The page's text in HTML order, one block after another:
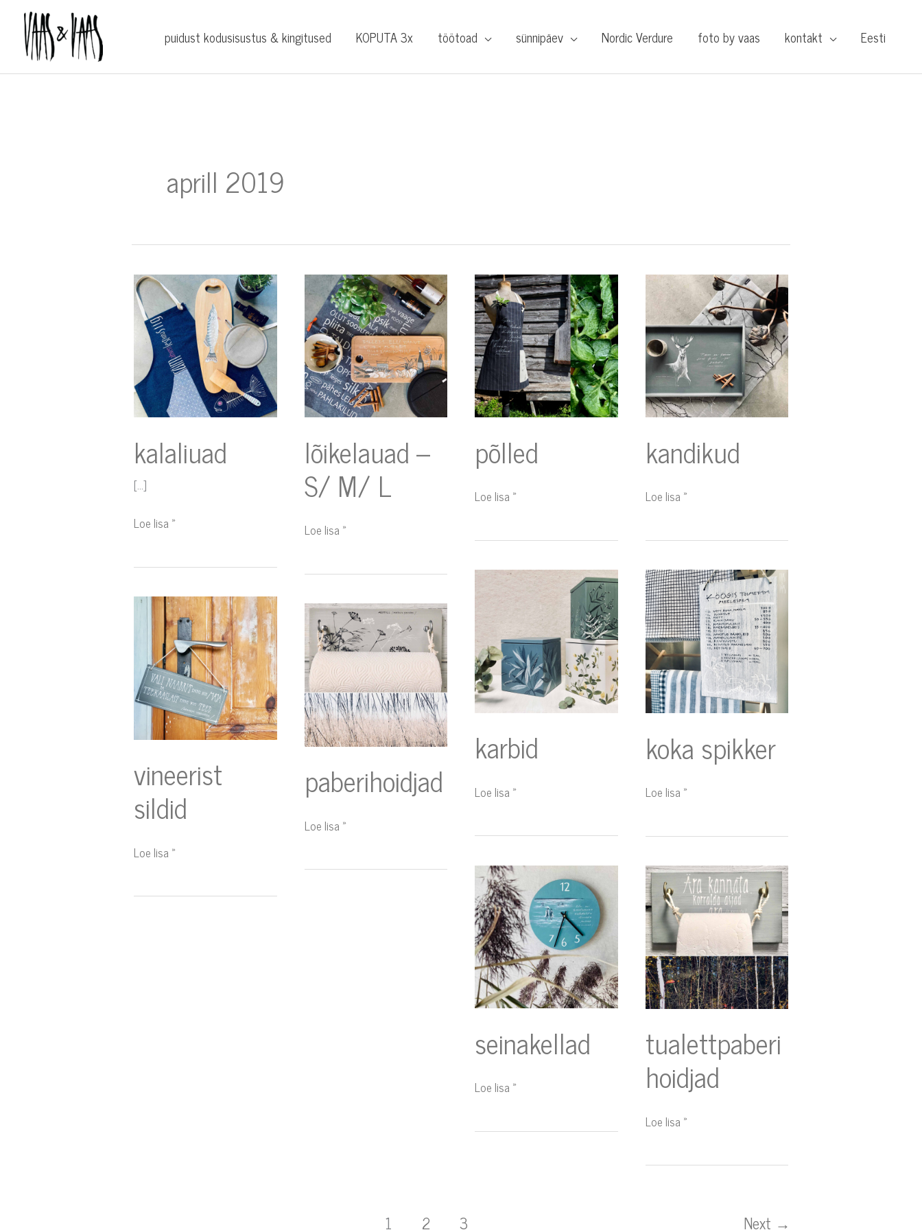
content
puidust kodusisustus & kingitused KOPUTA 3x töötoad sünnipäev Nordic Verdure foto by vaas kontakt Eesti
aprill 2019
kalaliuad
[…]
kalaliuad
Loe lisa »
lõikelauad –
S/ M/ L
lõikelauad
S/
M/
L
Loe lisa »
põlled
põlled
Loe lisa »
kandikud
kandikud
Loe lisa »
karbid
karbid
Loe lisa »
koka spikker
koka
spikker
Loe lisa »
vineerist
sildid
vineerist
sildid
Loe lisa »
paberihoidjad
paberihoidjad
Loe lisa »
seinakellad
seinakellad
Loe lisa »
tualettpaberi
hoidjad
tualettpaberi
hoidjad
Loe lisa »
1 2 3 Next →